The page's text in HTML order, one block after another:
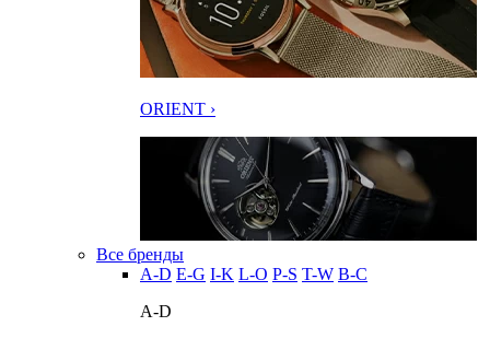
ORIENT ›
Все бренды
A-D E-G I-K L-O P-S T-W В-С
A-D